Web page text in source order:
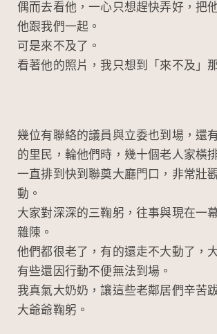
偶而去看他，一心只想趕快弄好，把
他跟我們一起。
可是來不及了。
看著他的照片，我只想到「來不及」
幾位有聯絡的議員與立委也到場，還
的里民，輪他們時，幾十個老人家橫
一直排到快到聯奠大廳門口，非常壯
動。
大家對深深的三鞠躬，往事與現在一
雜陳。
他們都很老了，有的還走不大動了，
有些還因行動不便無法到場。
我真氣大奶奶，讓這些老鄰居們辛苦
大爺爺鞠躬。